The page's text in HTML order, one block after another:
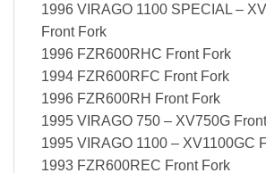
1996 VIRAGO 1100 SPECIAL –
Front Fork
1996 FZR600RHC Front Fork
1994 FZR600RFC Front Fork
1996 FZR600RH Front Fork
1995 VIRAGO 750 – XV750G
1995 VIRAGO 1100 – XV1100GC
1993 FZR600REC Front Fork